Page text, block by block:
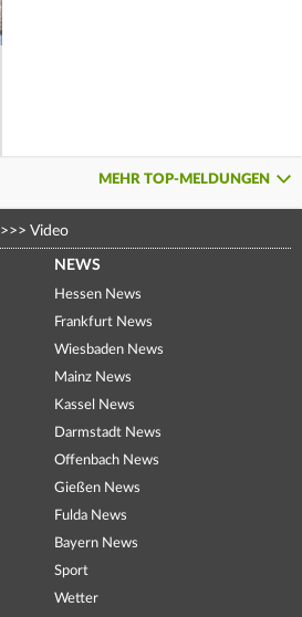
MEHR TOP-MELDUNGEN
>>> Video
NEWS
Hessen News
Frankfurt News
Wiesbaden News
Mainz News
Kassel News
Darmstadt News
Offenbach News
Gießen News
Fulda News
Bayern News
Sport
Wetter